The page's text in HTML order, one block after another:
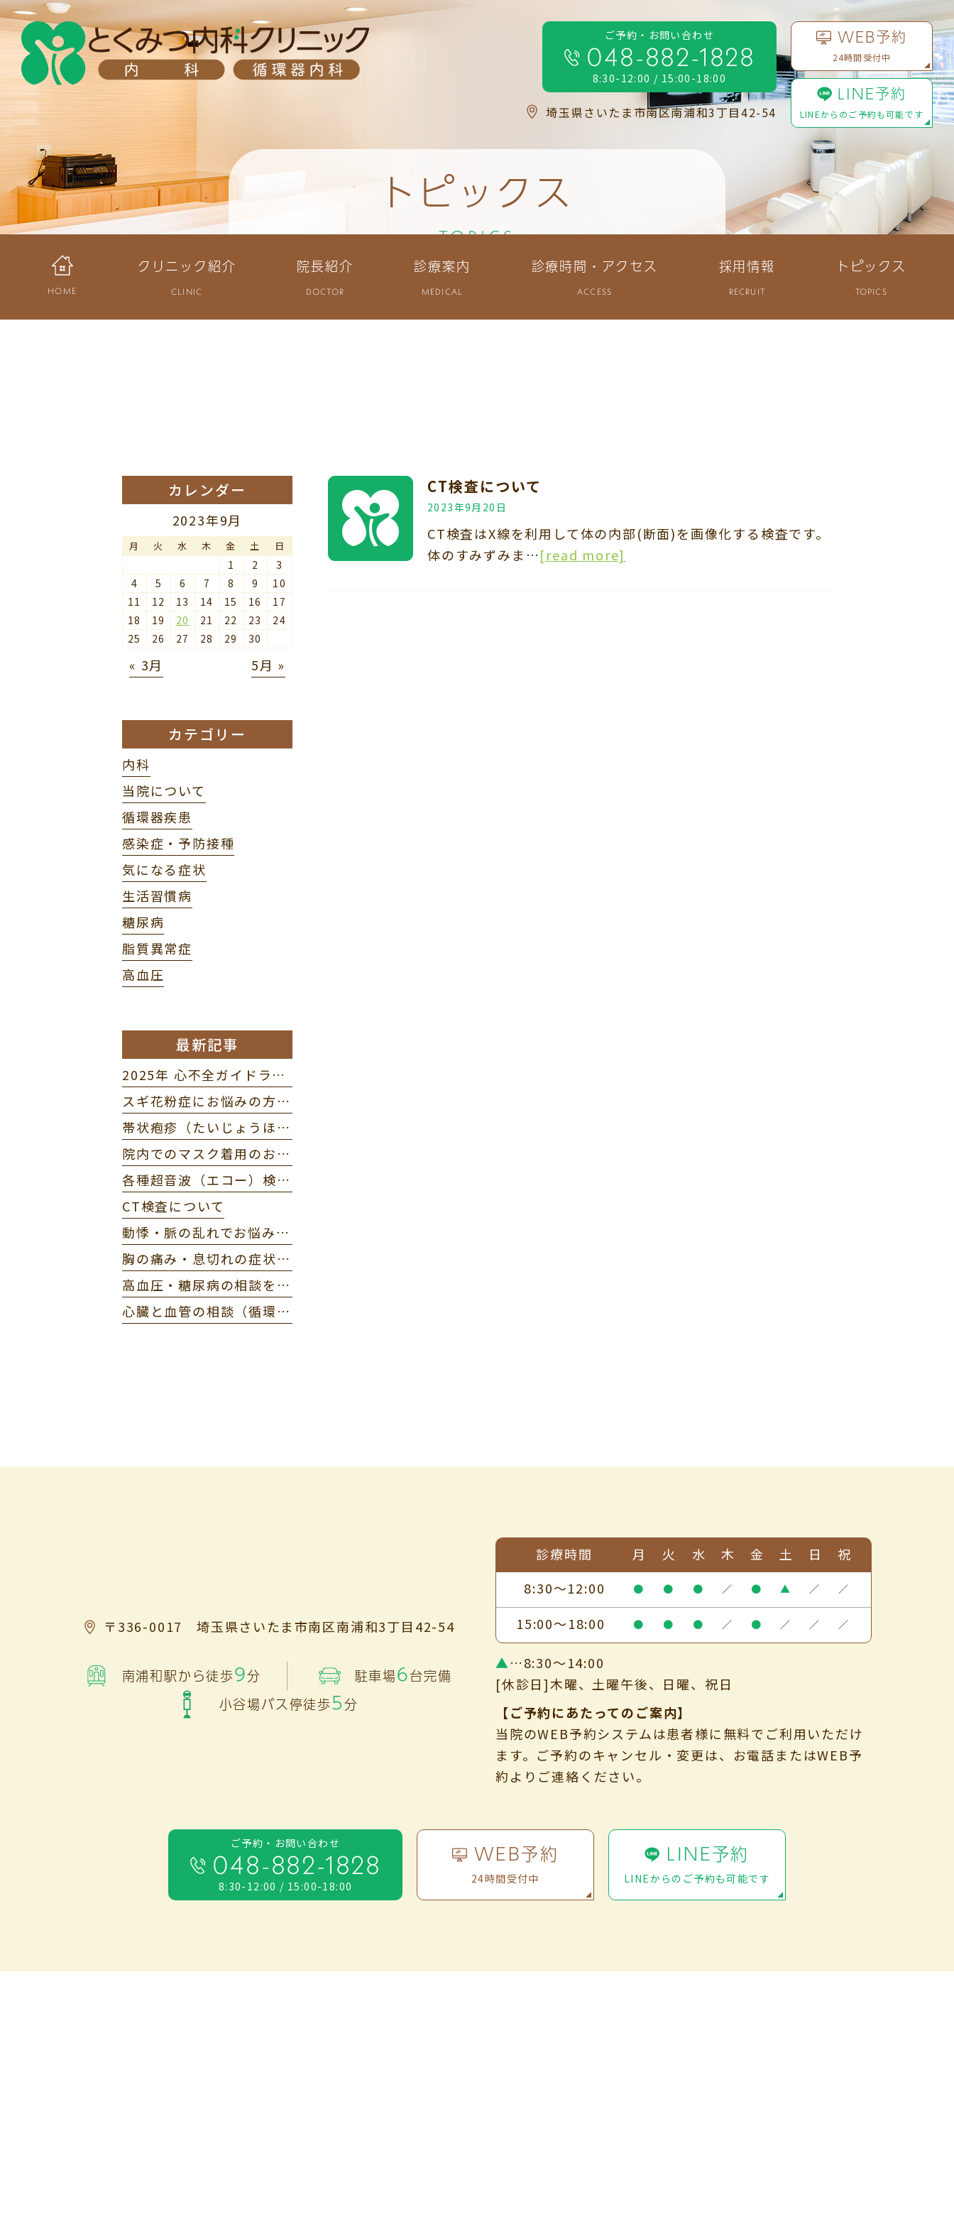
ご予約・お問い合わせ
048-882-1828
8:30-12:00 / 15:00-18:00
埼玉県さいたま市南区南浦和3丁目42-54
WEB予約
24時間受付中
LINE予約
LINEからのご予約も可能です
トピックス
TOPICS
HOME
クリニック紹介
CLINIC
院長紹介
DOCTOR
診療案内
MEDICAL
診療時間・アクセス
ACCESS
採用情報
RECRUIT
トピックス
TOPICS
CT検査について
2023年9月20日
CT検査はX線を利用して体の内部(断面)を画像化する検査です。
体のすみずみま…[read more]
カレンダー
2023年9月
月 火 水 木 金 土 日
1 2
3
4
5 6 7 8 9
10
11
12 13 14 15 16
17
18
19 20 21 22 23
24
25
26 27 28 29 30
« 3月 5月 »
カテゴリー
内科
当院について
循環器疾患
感染症・予防接種
気になる症状
生活習慣病
糖尿病
脂質異常症
高血圧
最新記事
2025年 心不全ガイドラインが改訂されました
スギ花粉症にお悩みの方へ - 舌下免疫療法のご案内
帯状疱疹（たいじょうほうしん）について
院内でのマスク着用のお願い
各種超音波（エコー）検査のご案内
CT検査について
動悸・脈の乱れでお悩みの方へ
胸の痛み・息切れの症状がある方へ
高血圧・糖尿病の相談をご検討中の方へ
心臓と血管の相談（循環器内科）について
〒336-0017埼玉県さいたま市南区南浦和3丁目42-54
南浦和駅から徒歩9分 駐車場6台完備
小谷場バス停徒歩5分
診療時間 月 火 水 木 金 土 日
祝
8:30～12:00
● ● ● ／ ● ▲ ／ ／
15:00～18:00 ● ● ● ／ ● ／ ／ ／
▲…8:30～14:00
[休診日]木曜、土曜午後、日曜、祝日
【ご予約にあたってのご案内】
当院のWEB予約システムは患者様に無料でご利用いただけ
ます。ご予約のキャンセル・変更は、お電話またはWEB予
約よりご連絡ください。
ご予約・お問い合わせ
048-882-1828
8:30-12:00 / 15:00-18:00
WEB予約
24時間受付中
LINE予約
LINEからのご予約も可能です